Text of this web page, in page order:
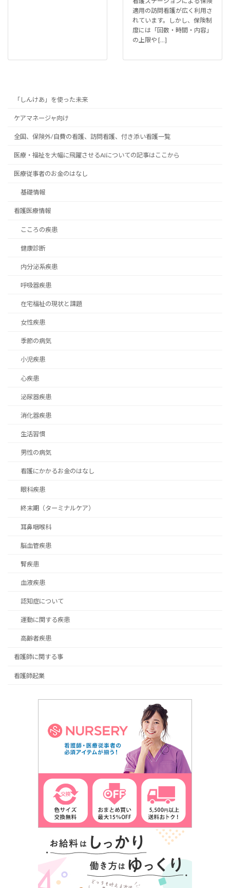
適用の訪問看護が広く利用さ
れています。しかし、保険制
度には「回数・時間・内容」
の上限や […]
「しんけあ」を使った未来
ケアマネージャ向け
全国、保険外/自費の看護、訪問看護、付き添い看護一覧
医療・福祉を大幅に飛躍させるAIについての記事はここから
医療従事者のお金のはなし
基礎情報
看護医療情報
こころの疾患
健康診断
内分泌系疾患
呼吸器疾患
在宅福祉の現状と課題
女性疾患
季節の病気
小児疾患
心疾患
泌尿器疾患
消化器疾患
生活習慣
男性の病気
看護にかかるお金のはなし
眼科疾患
終末期（ターミナルケア）
耳鼻咽喉科
脳血管疾患
腎疾患
血液疾患
認知症について
運動に関する疾患
高齢者疾患
看護師に関する事
看護師起業